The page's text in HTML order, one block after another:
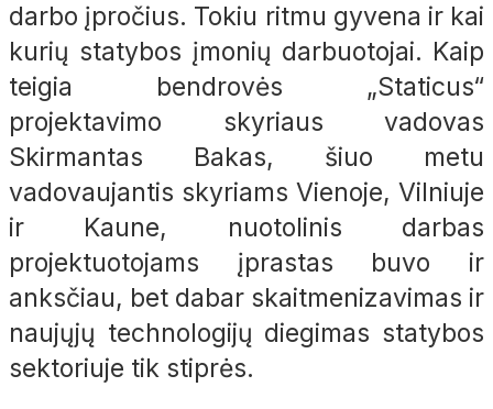
darbo įpročius. Tokiu ritmu gyvena ir kai
kurių statybos įmonių darbuotojai. Kaip
teigia bendrovės „Staticus“
projektavimo skyriaus vadovas
Skirmantas Bakas, šiuo metu
vadovaujantis skyriams Vienoje, Vilniuje
ir Kaune, nuotolinis darbas
projektuotojams įprastas buvo ir
anksčiau, bet dabar skaitmenizavimas ir
naujųjų technologijų diegimas statybos
sektoriuje tik stiprės.